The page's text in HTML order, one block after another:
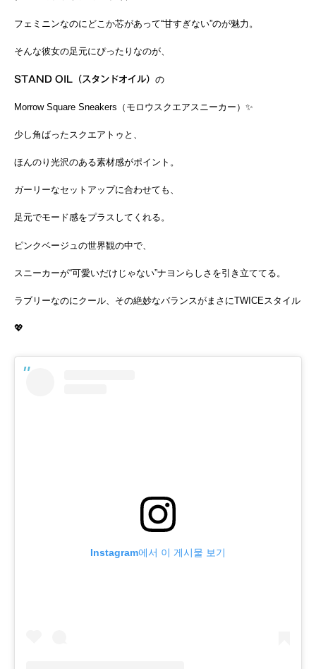
フェミニンなのにどこか芯があって“甘すぎない”のが魅力。
そんな彼女の足元にぴったりなのが、
STAND OIL（スタンドオイル） の
Morrow Square Sneakers（モロウスクエアスニーカー）✨
少し角ばったスクエアトゥと、
ほんのり光沢のある素材感がポイント。
ガーリーなセットアップに合わせても、
足元でモード感をプラスしてくれる。
ピンクベージュの世界観の中で、
スニーカーが“可愛いだけじゃない”ナヨンらしさを引き立ててる。
ラブリーなのにクール、その絶妙なバランスがまさにTWICEスタイル
💖
Instagram에서 이 게시물 보기